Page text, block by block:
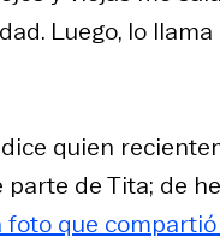
Luego, lo
quien
de Tita; de
que